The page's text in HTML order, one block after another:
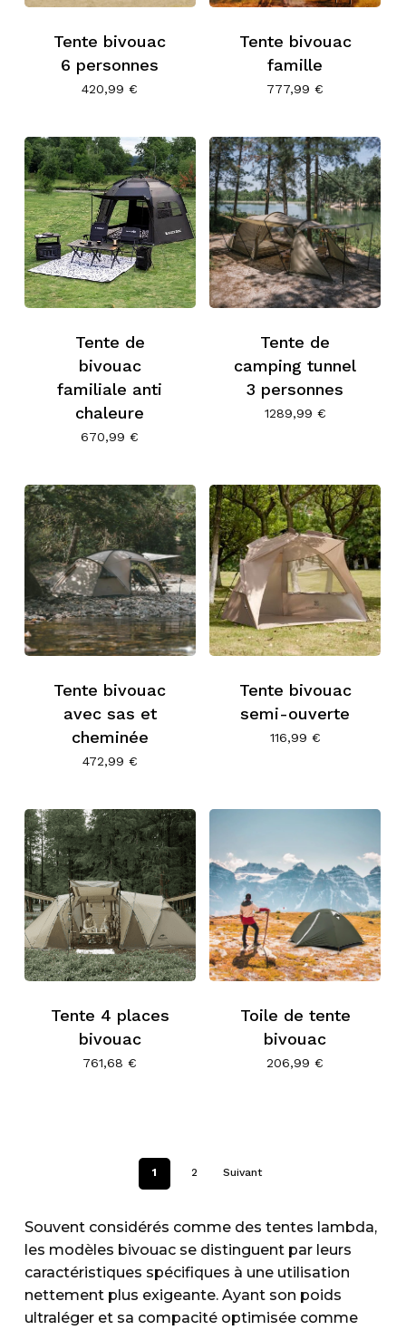
Tente bivouac
6 personnes
420,99€
Tente bivouac
famille
777,99€
Tente de
bivouac
familiale anti
chaleure
670,99€
Tente de
camping tunnel
3 personnes
1289,99 €
Tente bivouac
avec sas et
cheminée
472,99 €
Tente bivouac
semi-ouverte
116,99 €
Tente 4 places
bivouac
761,68€
Toile de tente
bivouac
206,99€
1 2 Suivant
Souvent considérés comme des tentes lambda,
les modèles bivouac se distinguent par leurs
caractéristiques spécifiques à une utilisation
nettement plus exigeante. Ayant son poids
ultraléger et sa compacité optimisée comme